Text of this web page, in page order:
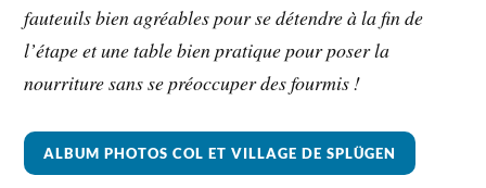
fauteuils bien agréables pour se détendre à la fin de
l’étape et une table bien pratique pour poser la
nourriture sans se préoccuper des fourmis !
ALBUM PHOTOS COL ET VILLAGE DE SPLÜGEN